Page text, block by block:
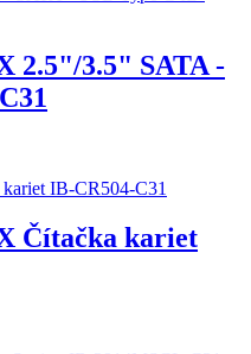
2.5"/3.5" SATA -
Čítačka kariet